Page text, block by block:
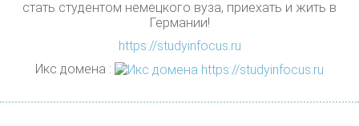
стать студентом немецкого вуза, приехать и жить в
Германии!
https://studyinfocus.ru
Икс домена :